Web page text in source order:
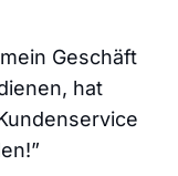
Geschäft
hat